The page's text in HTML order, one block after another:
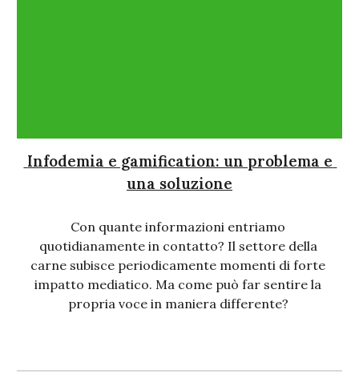
una soluzione
Con quante informazioni entriamo
quotidianamente in contatto? Il settore della
carne subisce periodicamente momenti di forte
impatto mediatico. Ma come può far sentire la
propria voce in maniera differente?